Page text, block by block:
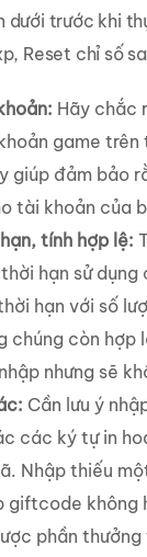
dưới trước khi
Reset chỉ số
Hãy chắc
game trên
giúp đảm bảo
tài khoản của
tính hợp lệ:
hạn sử dụng
hạn với số
chúng còn hợp
nhưng sẽ
Cần lưu ý
các ký tự in
Nhập thiếu
giftcode không
phần thưởng